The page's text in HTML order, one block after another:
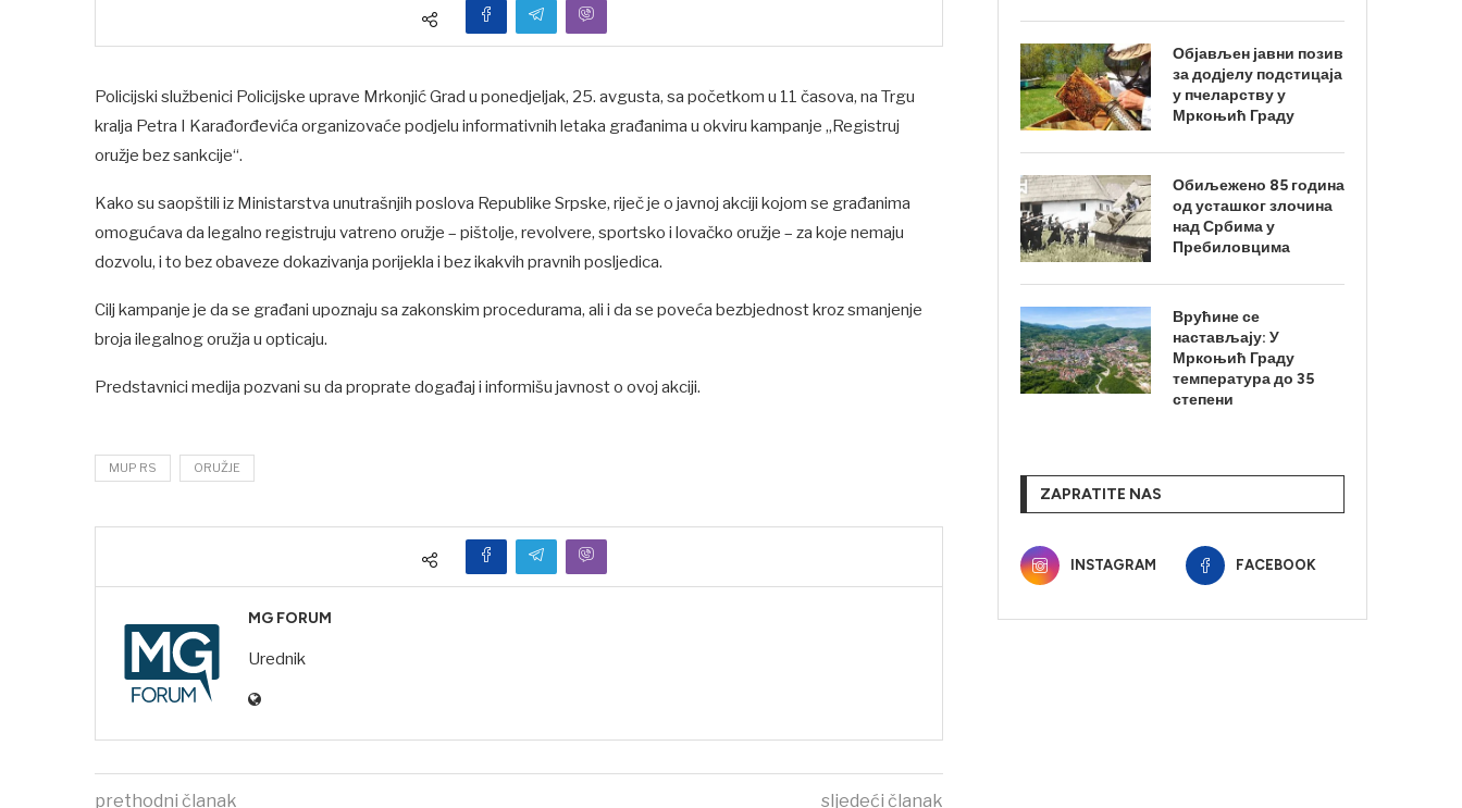
Policijski službenici Policijske uprave Mrkonjić Grad u ponedjeljak, 25. avgusta, sa početkom u 11 časova, na Trgu
kralja Petra I Karađorđevića organizovaće podjelu informativnih letaka građanima u okviru kampanje „Registruj
oružje bez sankcije“.
Kako su saopštili iz Ministarstva unutrašnjih poslova Republike Srpske, riječ je o javnoj akciji kojom se građanima
omogućava da legalno registruju vatreno oružje – pištolje, revolvere, sportsko i lovačko oružje – za koje nemaju
dozvolu, i to bez obaveze dokazivanja porijekla i bez ikakvih pravnih posljedica.
Cilj kampanje je da se građani upoznaju sa zakonskim procedurama, ali i da se poveća bezbjednost kroz smanjenje
broja ilegalnog oružja u opticaju.
Predstavnici medija pozvani su da proprate događaj i informišu javnost o ovoj akciji.
MUP RS ORUŽJE
MG FORUM
Urednik
prethodni članak sljedeći članak
Објављен јавни позив
за додјелу подстицаја
у пчеларству у
Мркоњић Граду
Обиљежено 85 година
од усташког злочина
над Србима у
Пребиловцима
Врућине се
настављају: У
Мркоњић Граду
температура до 35
степени
ZAPRATITE NAS
INSTAGRAM FACEBOOK